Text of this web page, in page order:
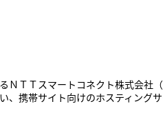
ＴＴスマートコネクト株式会社
携帯サイト向けのホスティング